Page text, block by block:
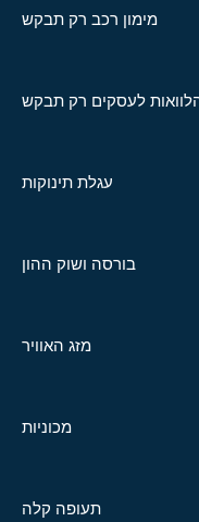
מימון רכב רק תבקש
לעסקים רק תבקש
עגלת תינוקות
בורסה ושוק ההון
מזג האוויר
מכוניות
תעופה קלה